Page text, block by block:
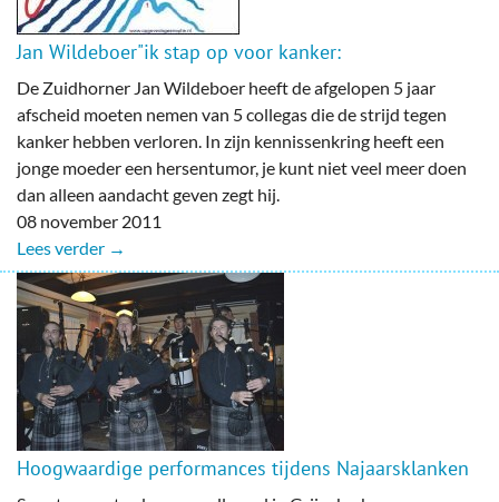
Jan Wildeboer"ik stap op voor kanker:
De Zuidhorner Jan Wildeboer heeft de afgelopen 5 jaar
afscheid moeten nemen van 5 collegas die de strijd tegen
kanker hebben verloren. In zijn kennissenkring heeft een
jonge moeder een hersentumor, je kunt niet veel meer doen
dan alleen aandacht geven zegt hij.
08 november 2011
Lees verder →
Hoogwaardige performances tijdens Najaarsklanken